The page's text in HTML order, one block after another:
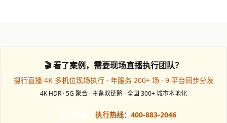
🎬 看了案例，需要现场直播执行团队？
摄行直播 4K 多机位现场执行 · 年服务 200+ 场 · 9 平台同步分发
4K HDR · 5G 聚合 · 主备双链路 · 全国 300+ 城市本地化
执行热线：400-883-2046